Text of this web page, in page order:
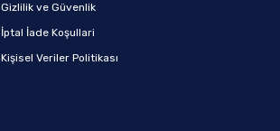
Gizlilik ve Güvenlik
İptal İade Koşullari
Kişisel Veriler Politikası